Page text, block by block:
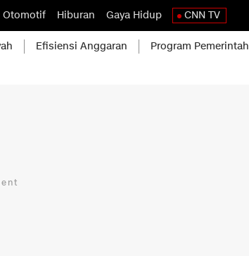
Otomotif Hiburan Gaya Hidup CNN TV
Efisiensi Anggaran Program Pemerintah